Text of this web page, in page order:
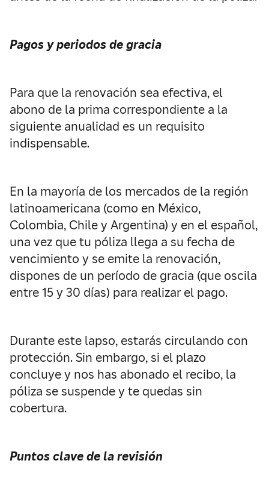
Pagos y periodos de gracia
Para que la renovación sea efectiva, el
abono de la prima correspondiente a la
siguiente anualidad es un requisito
indispensable.
En la mayoría de los mercados de la región
latinoamericana (como en México,
Colombia, Chile y Argentina) y en el español,
una vez que tu póliza llega a su fecha de
vencimiento y se emite la renovación,
dispones de un período de gracia (que oscila
entre 15 y 30 días) para realizar el pago.
Durante este lapso, estarás circulando con
protección. Sin embargo, si el plazo
concluye y nos has abonado el recibo, la
póliza se suspende y te quedas sin
cobertura.
Puntos clave de la revisión